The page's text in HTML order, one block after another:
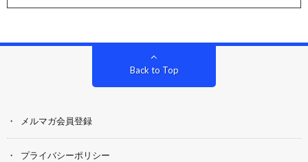
Back to Top
メルマガ会員登録
プライバシーポリシー